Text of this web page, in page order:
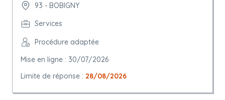
93 - BOBIGNY
Services
Procédure adaptée
Mise en ligne : 30/07/2026
Limite de réponse : 28/08/2026